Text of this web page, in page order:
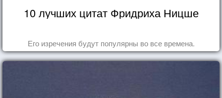
10 лучших цитат Фридриха Ницше
Его изречения будут популярны во все времена.